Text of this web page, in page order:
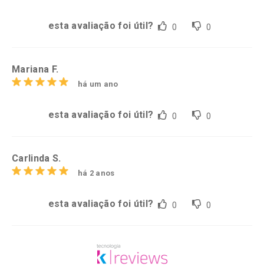
esta avaliação foi útil? 0 0
Mariana F.
há um ano
esta avaliação foi útil? 0 0
Carlinda S.
há 2 anos
esta avaliação foi útil? 0 0